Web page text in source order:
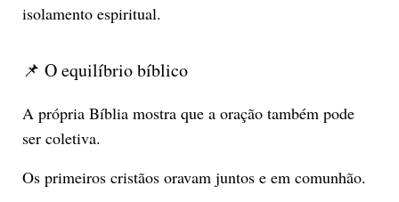
isolamento espiritual.
📌 O equilíbrio bíblico
A própria Bíblia mostra que a oração também pode
ser coletiva.
Os primeiros cristãos oravam juntos e em comunhão.